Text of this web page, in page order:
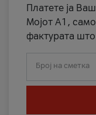
Платете ја
Мојот А1, само
фактурата што
Број на сметка